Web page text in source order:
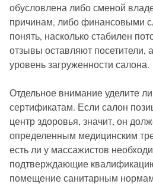
обусловлена либо сменой
причинам, либо финансовыми
понять, насколько стабилен
отзывы оставляют посетители,
уровень загруженности салона.
Отдельное внимание уделите
сертификатам. Если салон
центр здоровья, значит, он
определенным медицинским
есть ли у массажистов
подтверждающие
помещение санитарным